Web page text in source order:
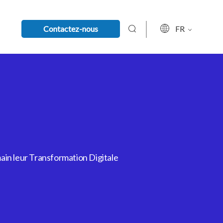
Contactez-nous FR
leur Transformation Digitale